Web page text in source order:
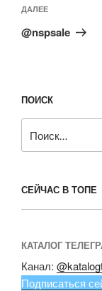
Следующая
запись
ДАЛЕЕ
@nspsale
ПОИСК
СЕЙЧАС В ТОПЕ
КАТАЛОГ
Канал:
Подписаться